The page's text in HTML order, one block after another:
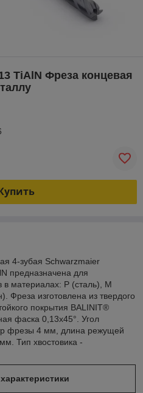
TiAlN Фреза концевая
4-зубая Schwarzmaier
предназначена для
в материалах: P (сталь), M
Фреза изготовлена из твердого
покрытия BALINIT®
фаска 0,13x45°. Угол
фрезы 4 мм, длина режущей
Тип хвостовика -